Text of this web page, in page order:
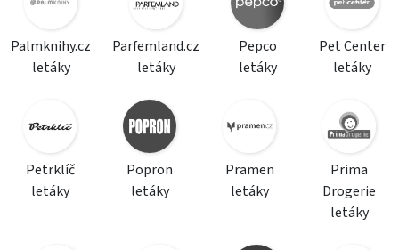
Palmknihy.cz
letáky
Parfemland.cz
letáky
Pepco
letáky
Pet Center
letáky
Petrklíč
letáky
Popron
letáky
Pramen
letáky
Prima
Drogerie
letáky